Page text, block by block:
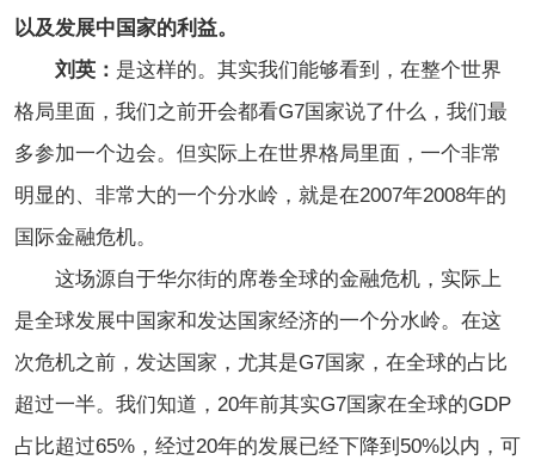
以及发展中国家的利益。
刘英： 是这样的。其实我们能够看到，在整个世界
格局里面，我们之前开会都看G7国家说了什么，我们最
多参加一个边会。但实际上在世界格局里面，一个非常
明显的、非常大的一个分水岭，就是在2007年2008年的
国际金融危机。
这场源自于华尔街的席卷全球的金融危机，实际上
是全球发展中国家和发达国家经济的一个分水岭。在这
次危机之前，发达国家，尤其是G7国家，在全球的占比
超过一半。我们知道，20年前其实G7国家在全球的GDP
占比超过65%，经过20年的发展已经下降到50%以内，可